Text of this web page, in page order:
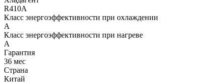
R410A
Класс энергоэффективности при охлаждении
A
Класс энергоэффективности при нагреве
A
Гарантия
36 мес
Страна
Китай